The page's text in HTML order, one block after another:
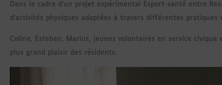
Dans le cadre d’un projet expérimental Esport-santé entre
d’activités physiques adaptées à travers différentes pratiques
Coline, Esteban, Marius, jeunes volontaires en service
plus grand plaisir des résidents.